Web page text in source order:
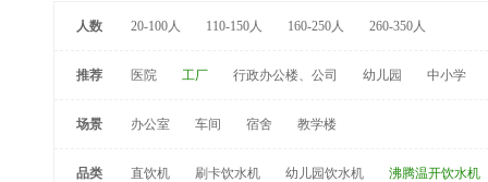
人数 20-100人 110-150人 160-250人 260-350人
推荐 医院 工厂 行政办公楼、公司 幼儿园 中小学
场景 办公室 车间 宿舍 教学楼
品类 直饮机 刷卡饮水机 幼儿园饮水机 沸腾温开饮水机